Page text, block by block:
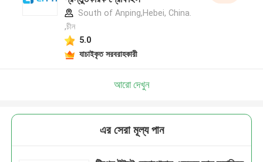
South of Anping,Hebei, China.
,চীন
5.0
যাচাইকৃত সরবরাহকারী
আরো দেখুন
এর সেরা মূল্য পান